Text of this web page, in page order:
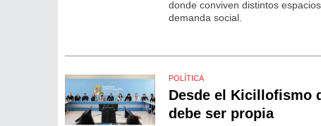
donde conviven distintos
demanda social.
POLÍTICA
Desde el Kicillofismo
debe ser propia